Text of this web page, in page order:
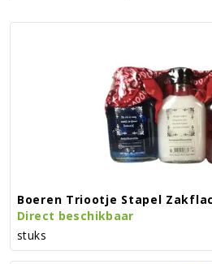
Boeren Triootje Stapel
Direct beschikbaar
stuks